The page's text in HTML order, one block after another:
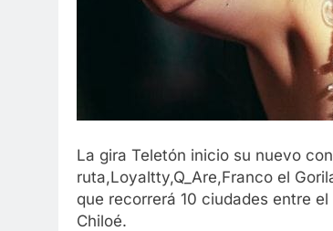
La gira Teletón inicio su nuevo
ruta,Loyaltty,Q_Are,Franco el
que recorrerá 10 ciudades entre
Chiloé.